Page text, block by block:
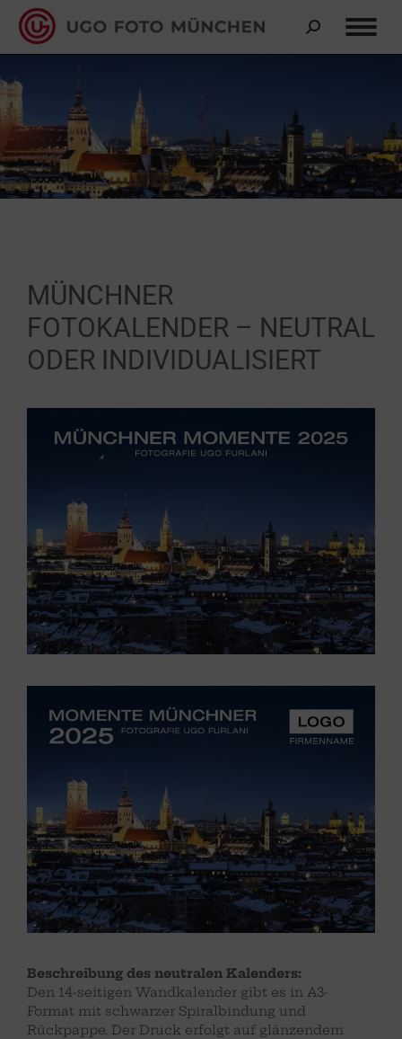
MÜNCHNER
FOTOKALENDER – NEUTRAL
ODER INDIVIDUALISIERT
Beschreibung des neutralen Kalenders:
Den 14-seitigen Wandkalender gibt es in A3-
Format mit schwarzer Spiralbindung und
Rückpappe. Der Druck erfolgt auf glänzendem